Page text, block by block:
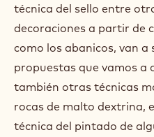
técnica del sello entre
decoraciones a partir de
como los abanicos, van a
propuestas que vamos a
también otras técnicas
rocas de malto dextrina,
técnica del pintado de